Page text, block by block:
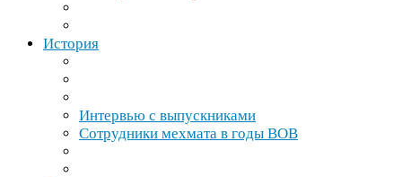
История
Интервью с выпускниками
Сотрудники мехмата в годы ВОВ